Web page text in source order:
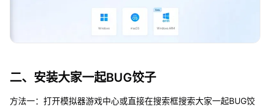
二、安装大家一起BUG饺子
方法一：打开模拟器游戏中心或直接在搜索框搜索大家一起BUG饺